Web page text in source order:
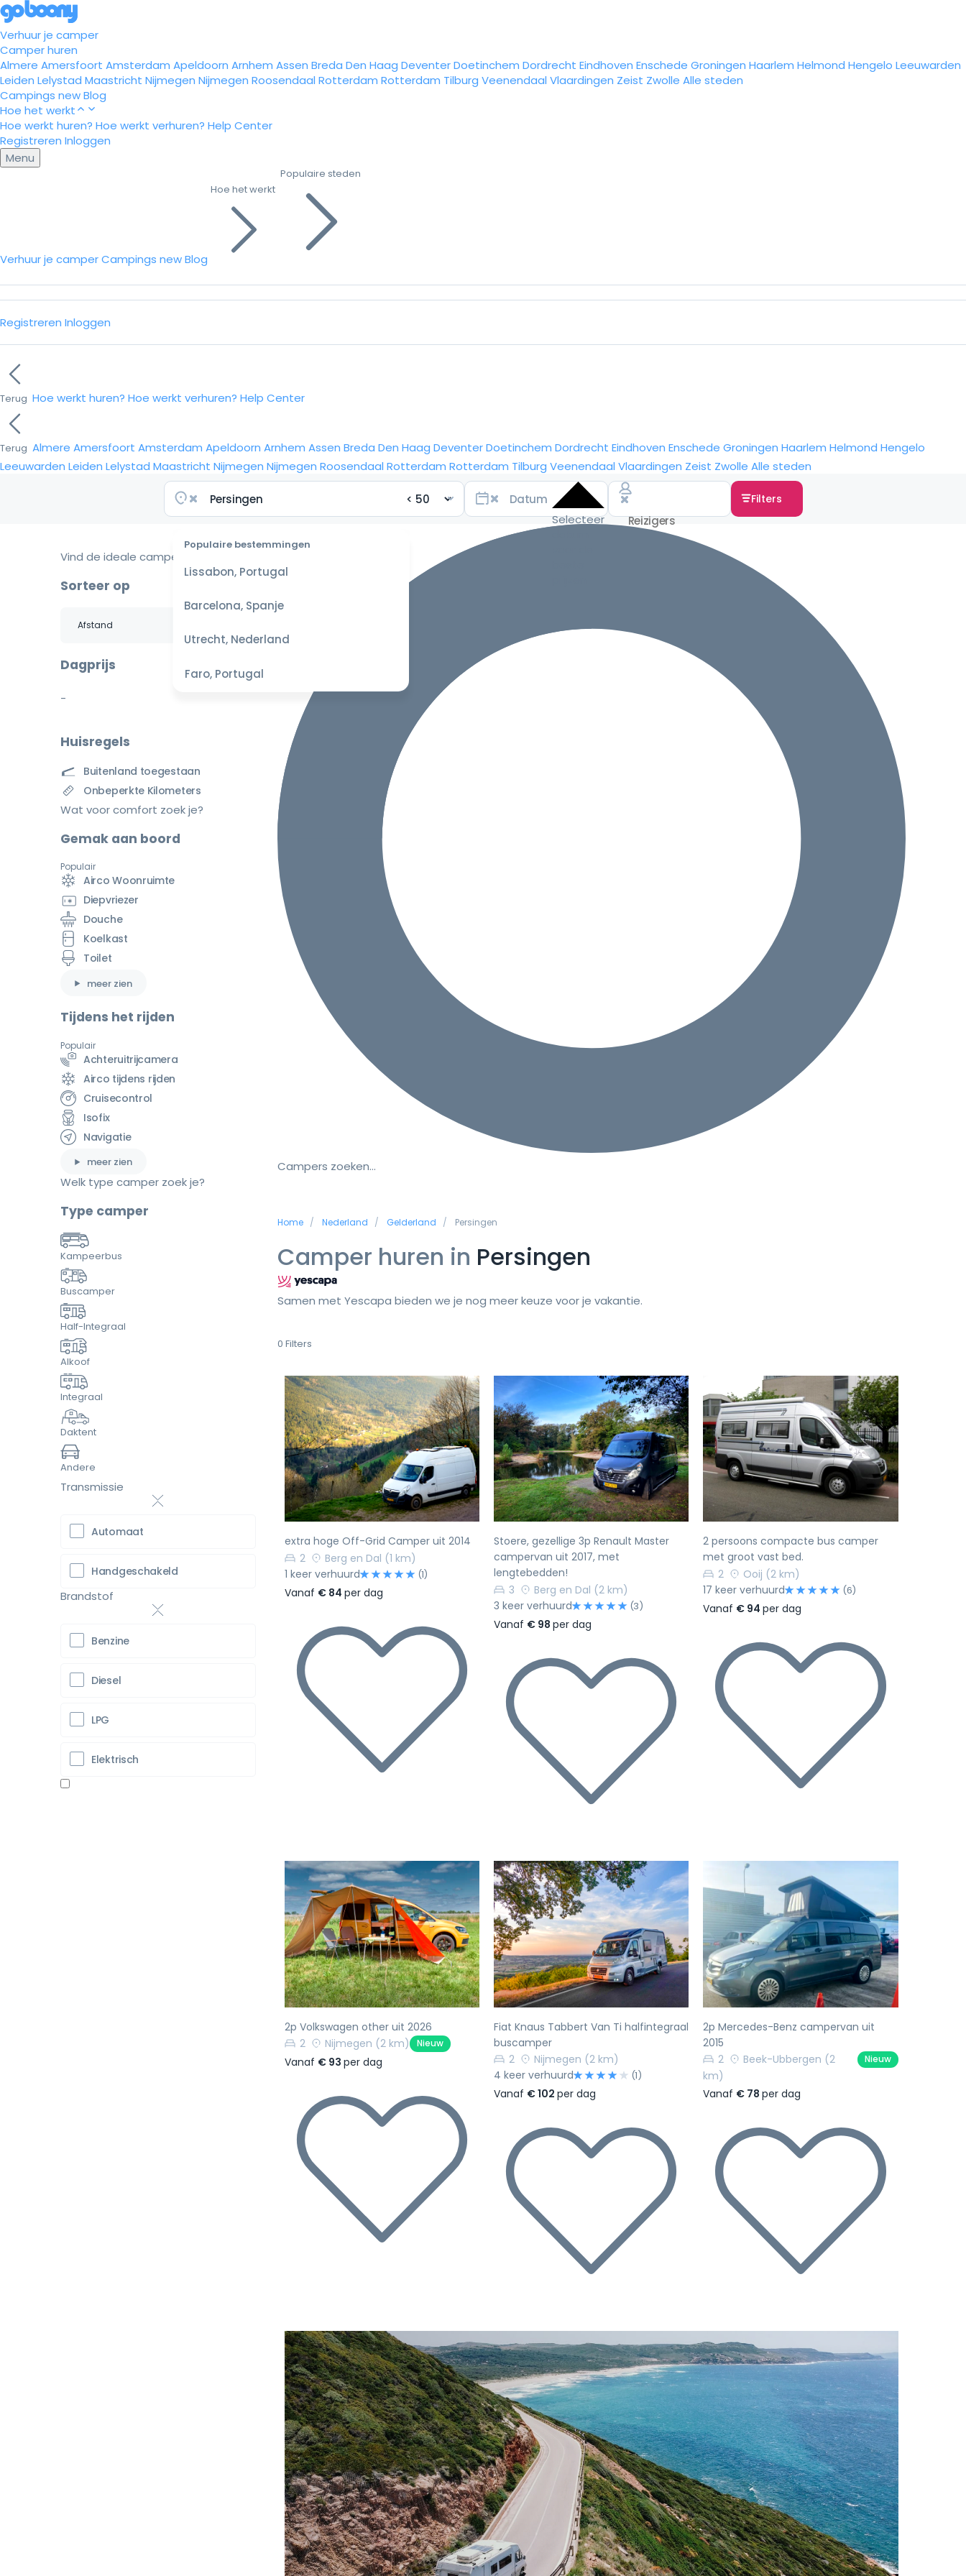
Verhuur je camper
Camper huren
Almere Amersfoort Amsterdam Apeldoorn Arnhem Assen Breda Den Haag DeventerDoetinchem Dordrecht Eindhoven Enschede Groningen Haarlem Helmond Hengelo Leeuwarden
Leiden Lelystad Maastricht Nijmegen Nijmegen Roosendaal Rotterdam Rotterdam Tilburg Veenendaal Vlaardingen Zeist Zwolle Alle steden
Campings newBlog
Hoe het werkt
Hoe werkt huren? Hoe werkt verhuren? Help Center
Registreren Inloggen
Menu
Verhuur je camperCampings newBlog
Hoe het werkt
Populaire steden
Registreren Inloggen
Terug Hoe werkt huren? Hoe werkt verhuren? Help Center
Terug Almere Amersfoort Amsterdam Apeldoorn Arnhem Assen Breda Den Haag DeventerDoetinchem Dordrecht Eindhoven Enschede Groningen Haarlem Helmond Hengelo
Leeuwarden Leiden Lelystad Maastricht Nijmegen Nijmegen Roosendaal Rotterdam Rotterdam Tilburg Veenendaal Vlaardingen Zeist Zwolle Alle steden
Populaire bestemmingen
Lissabon, Portugal
Barcelona, Spanje
Utrecht, Nederland
Faro, Portugal
Selecteer
Filters
Campers zoeken…
Home Nederland Gelderland Persingen
Camper huren in Persingen
Samen met Yescapa bieden we je nog meer keuze voor je vakantie.
0 Filters
Vorige Volgende
extra hoge Off-Grid Camper uit 2014
2
Berg en Dal (1 km)
1 keer verhuurd
(1)
Vanaf € 84 per dag
Vorige Volgende
Stoere, gezellige 3p Renault Master
campervan uit 2017, met
lengtebedden!
3
Berg en Dal (2 km)
3 keer verhuurd
(3)
Vanaf € 98 per dag
Vorige Volgende
2 persoons compacte bus camper
met groot vast bed.
2
Ooij (2 km)
17 keer verhuurd
(6)
Vanaf € 94per dag
Vorige Volgende
2p Volkswagen other uit 2026
2
Nijmegen (2 km) Nieuw
Vanaf € 93 per dag
Vorige Volgende
Fiat Knaus Tabbert Van Ti halfintegraal
buscamper
2
Nijmegen (2 km)
4 keer verhuurd
(1)
Vanaf € 102 per dag
Vorige Volgende
2p Mercedes-Benz campervan uit
2015
2
Beek-Ubbergen (2
km)
Nieuw
Vanaf € 78per dag
Vind de ideale camper voor je reis
Sorteer op
Dagprijs
-
Huisregels
Buitenland toegestaan
Onbeperkte Kilometers
Wat voor comfort zoek je?
Gemak aan boord
Populair
Airco Woonruimte
Diepvriezer
Douche
Koelkast
Toilet
meer zien
Tijdens het rijden
Populair
Achteruitrijcamera
Airco tijdens rijden
Cruisecontrol
Isofix
Navigatie
meer zien
Welk type camper zoek je?
Type camper
Kampeerbus
Buscamper
Half-Integraal
Alkoof
Integraal
Daktent
Andere
Transmissie
Automaat
Handgeschakeld
Brandstof
Benzine
Diesel
LPG
Elektrisch